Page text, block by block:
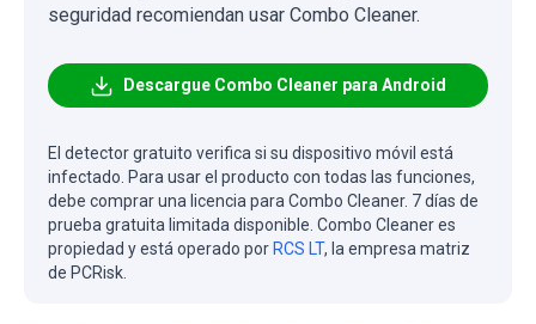
seguridad recomiendan usar Combo Cleaner.
Descargue Combo Cleaner para Android
El detector gratuito verifica si su dispositivo móvil está
infectado. Para usar el producto con todas las funciones,
debe comprar una licencia para Combo Cleaner. 7 días de
prueba gratuita limitada disponible. Combo Cleaner es
propiedad y está operado por RCS LT, la empresa matriz
de PCRisk.